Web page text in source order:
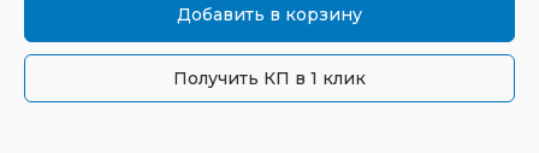
Добавить в корзину
Получить КП в 1 клик